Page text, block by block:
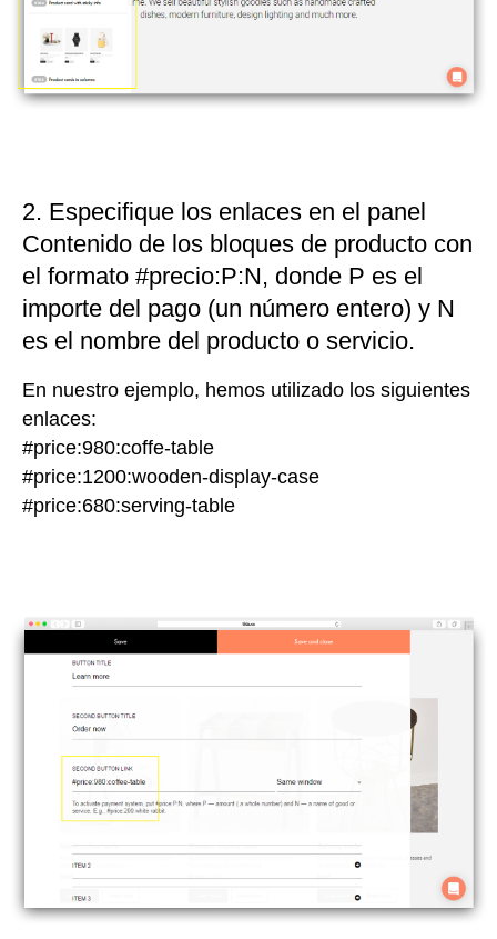
2. Especifique los enlaces en el panel
Contenido de los bloques de producto con
el formato #precio:P:N, donde P es el
importe del pago (un número entero) y N
es el nombre del producto o servicio.
En nuestro ejemplo, hemos utilizado los siguientes
enlaces:
#price:980:coffe-table
#price:1200:wooden-display-case
#price:680:serving-table